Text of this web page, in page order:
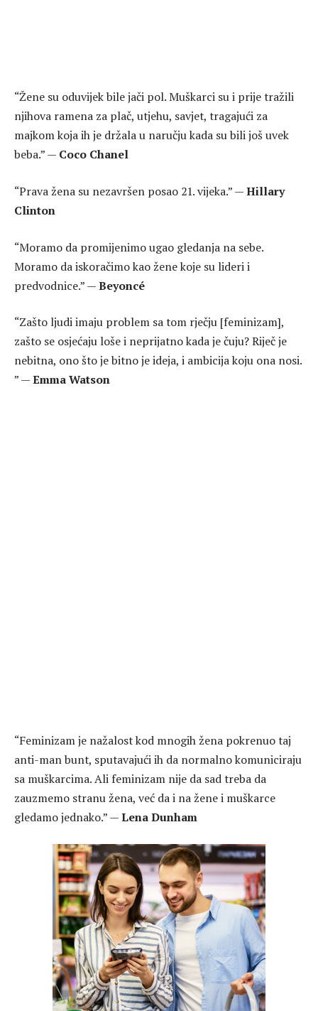
“Žene su oduvijek bile jači pol. Muškarci su i prije tražili
njihova ramena za plač, utjehu, savjet, tragajući za
majkom koja ih je držala u naručju kada su bili još uvek
beba.” — Coco Chanel
“Prava žena su nezavršen posao 21. vijeka.” —Hillary
Clinton
“Moramo da promijenimo ugao gledanja na sebe.
Moramo da iskoračimo kao žene koje su lideri i
predvodnice.” —Beyoncé
“Zašto ljudi imaju problem sa tom rječju [feminizam],
zašto se osjećaju loše i neprijatno kada je čuju? Riječ je
nebitna, ono što je bitno je ideja, i ambicija koju ona nosi.
” —Emma Watson
“Feminizam je nažalost kod mnogih žena pokrenuo taj
anti-man bunt, sputavajući ih da normalno komuniciraju
sa muškarcima. Ali feminizam nije da sad treba da
zauzmemo stranu žena, već da i na žene i muškarce
gledamo jednako.” —Lena Dunham